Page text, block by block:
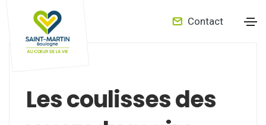
Contact
Les coulisses des